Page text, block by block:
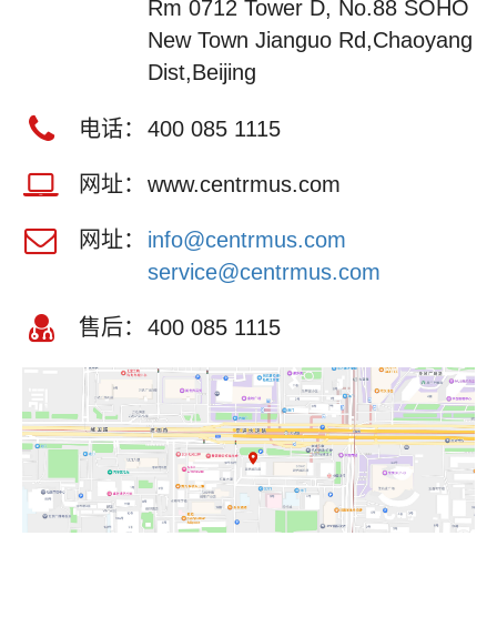
Rm 0712 Tower D, No.88 SOHO
New Town Jianguo Rd,Chaoyang
Dist,Beijing
电话： 400 085 1115
网址： www.centrmus.com
网址：
info@centrmus.com
service@centrmus.com
售后： 400 085 1115